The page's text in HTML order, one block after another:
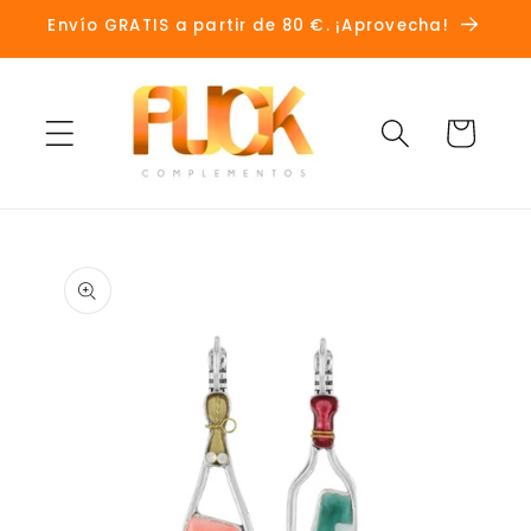
directamente
al contenido
Envío GRATIS a partir de 80 €. ¡Aprovecha!
Carrito
información
del producto